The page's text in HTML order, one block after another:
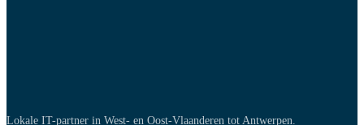
Lokale IT-partner in West- en Oost-Vlaanderen tot Antwerpen.